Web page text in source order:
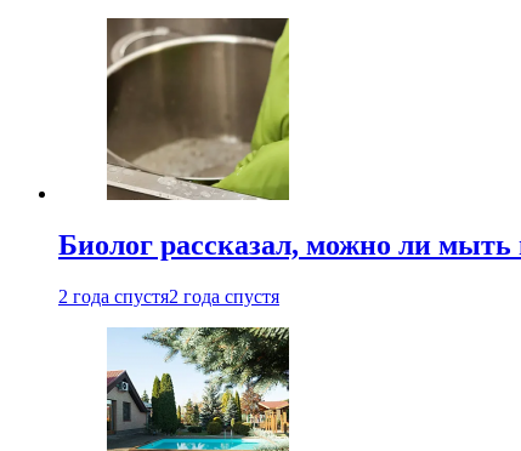
Биолог рассказал, можно ли
2 года спустя2 года спустя